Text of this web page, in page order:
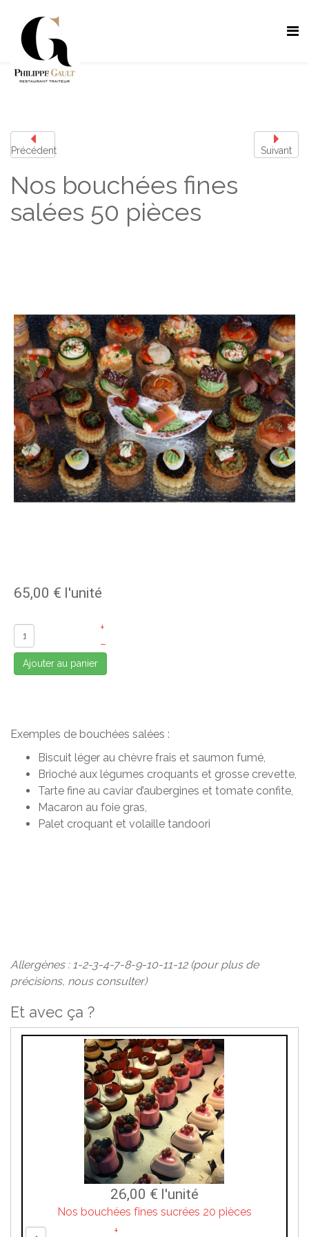
Précédent Suivant
Nos bouchées fines
salées 50 pièces
65,00 € l'unité
+
–
Ajouter au panier
Exemples de bouchées salées :
Biscuit léger au chèvre frais et saumon fumé,
Brioché aux légumes croquants et grosse crevette,
Tarte fine au caviar d’aubergines et tomate confite,
Macaron au foie gras,
Palet croquant et volaille tandoori
Allergènes : 1-2-3-4-7-8-9-10-11-12 (pour plus de
précisions, nous consulter)
Et avec ça ?
26,00 € l'unité
Nos bouchées fines sucrées 20 pièces
+